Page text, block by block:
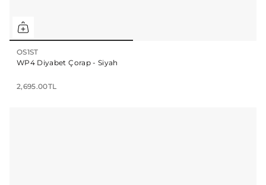
OS1ST
WP4 Diyabet Çorap - Siyah
2,695.00TL